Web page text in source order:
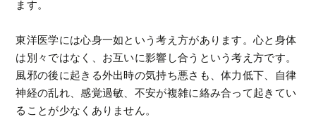
ます。
東洋医学には心身一如という考え方があります。心と身体
は別々ではなく、お互いに影響し合うという考え方です。
風邪の後に起きる外出時の気持ち悪さも、体力低下、自律
神経の乱れ、感覚過敏、不安が複雑に絡み合って起きてい
ることが少なくありません。